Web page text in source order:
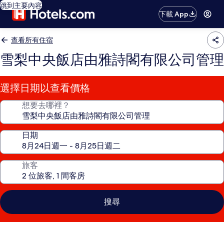
跳到主要內容
下載 App
查看所有住宿
雪梨中央飯店由雅詩閣有限公司管理
選擇日期以查看價格
想要去哪裡？
日期
旅客
搜尋